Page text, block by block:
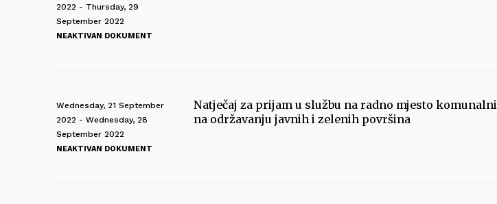
2022 - Thursday, 29
September 2022
NEAKTIVAN DOKUMENT
Wednesday, 21 September
2022 - Wednesday, 28
September 2022
NEAKTIVAN DOKUMENT
Natječaj za prijam u službu na radno mjesto
na održavanju javnih i zelenih površina